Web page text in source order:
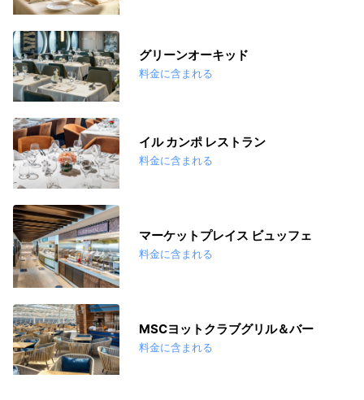
グリーンオーキッド
料金に含まれる
イル カンポ レストラン
料金に含まれる
マーケットプレイス ビュッフェ
料金に含まれる
MSCヨットクラブグリル＆バー
料金に含まれる